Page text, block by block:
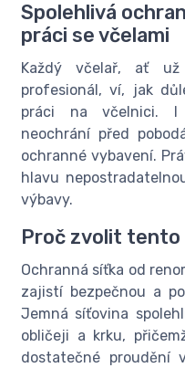
Spolehlivá
práci se včelami
Každý včelař, ať už
profesionál, ví, jak
práci na včelnici. I
neochrání před
ochranné vybavení.
hlavu
výbavy.
Proč zvolit tento
Ochranná síťka od
zajistí bezpečnou a
Jemná síťovina
obličeji a krku,
dostatečné proudění